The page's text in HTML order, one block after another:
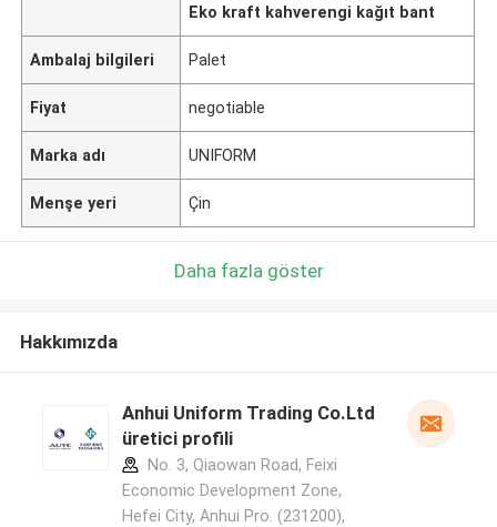
Eko kraft kahverengi kağıt bant
Ambalaj bilgileri Palet
Fiyat negotiable
Marka adı UNIFORM
Menşe yeri Çin
Daha fazla göster
Hakkımızda
Anhui Uniform Trading Co.Ltd
üretici profili
No. 3, Qiaowan Road, Feixi
Economic Development Zone,
Hefei City, Anhui Pro. (231200),